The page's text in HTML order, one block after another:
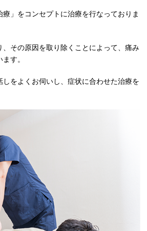
療」をコンセプトに治療を行なっておりま
、その原因を取り除くことによって、痛み
す。
しをよくお伺いし、症状に合わせた治療を